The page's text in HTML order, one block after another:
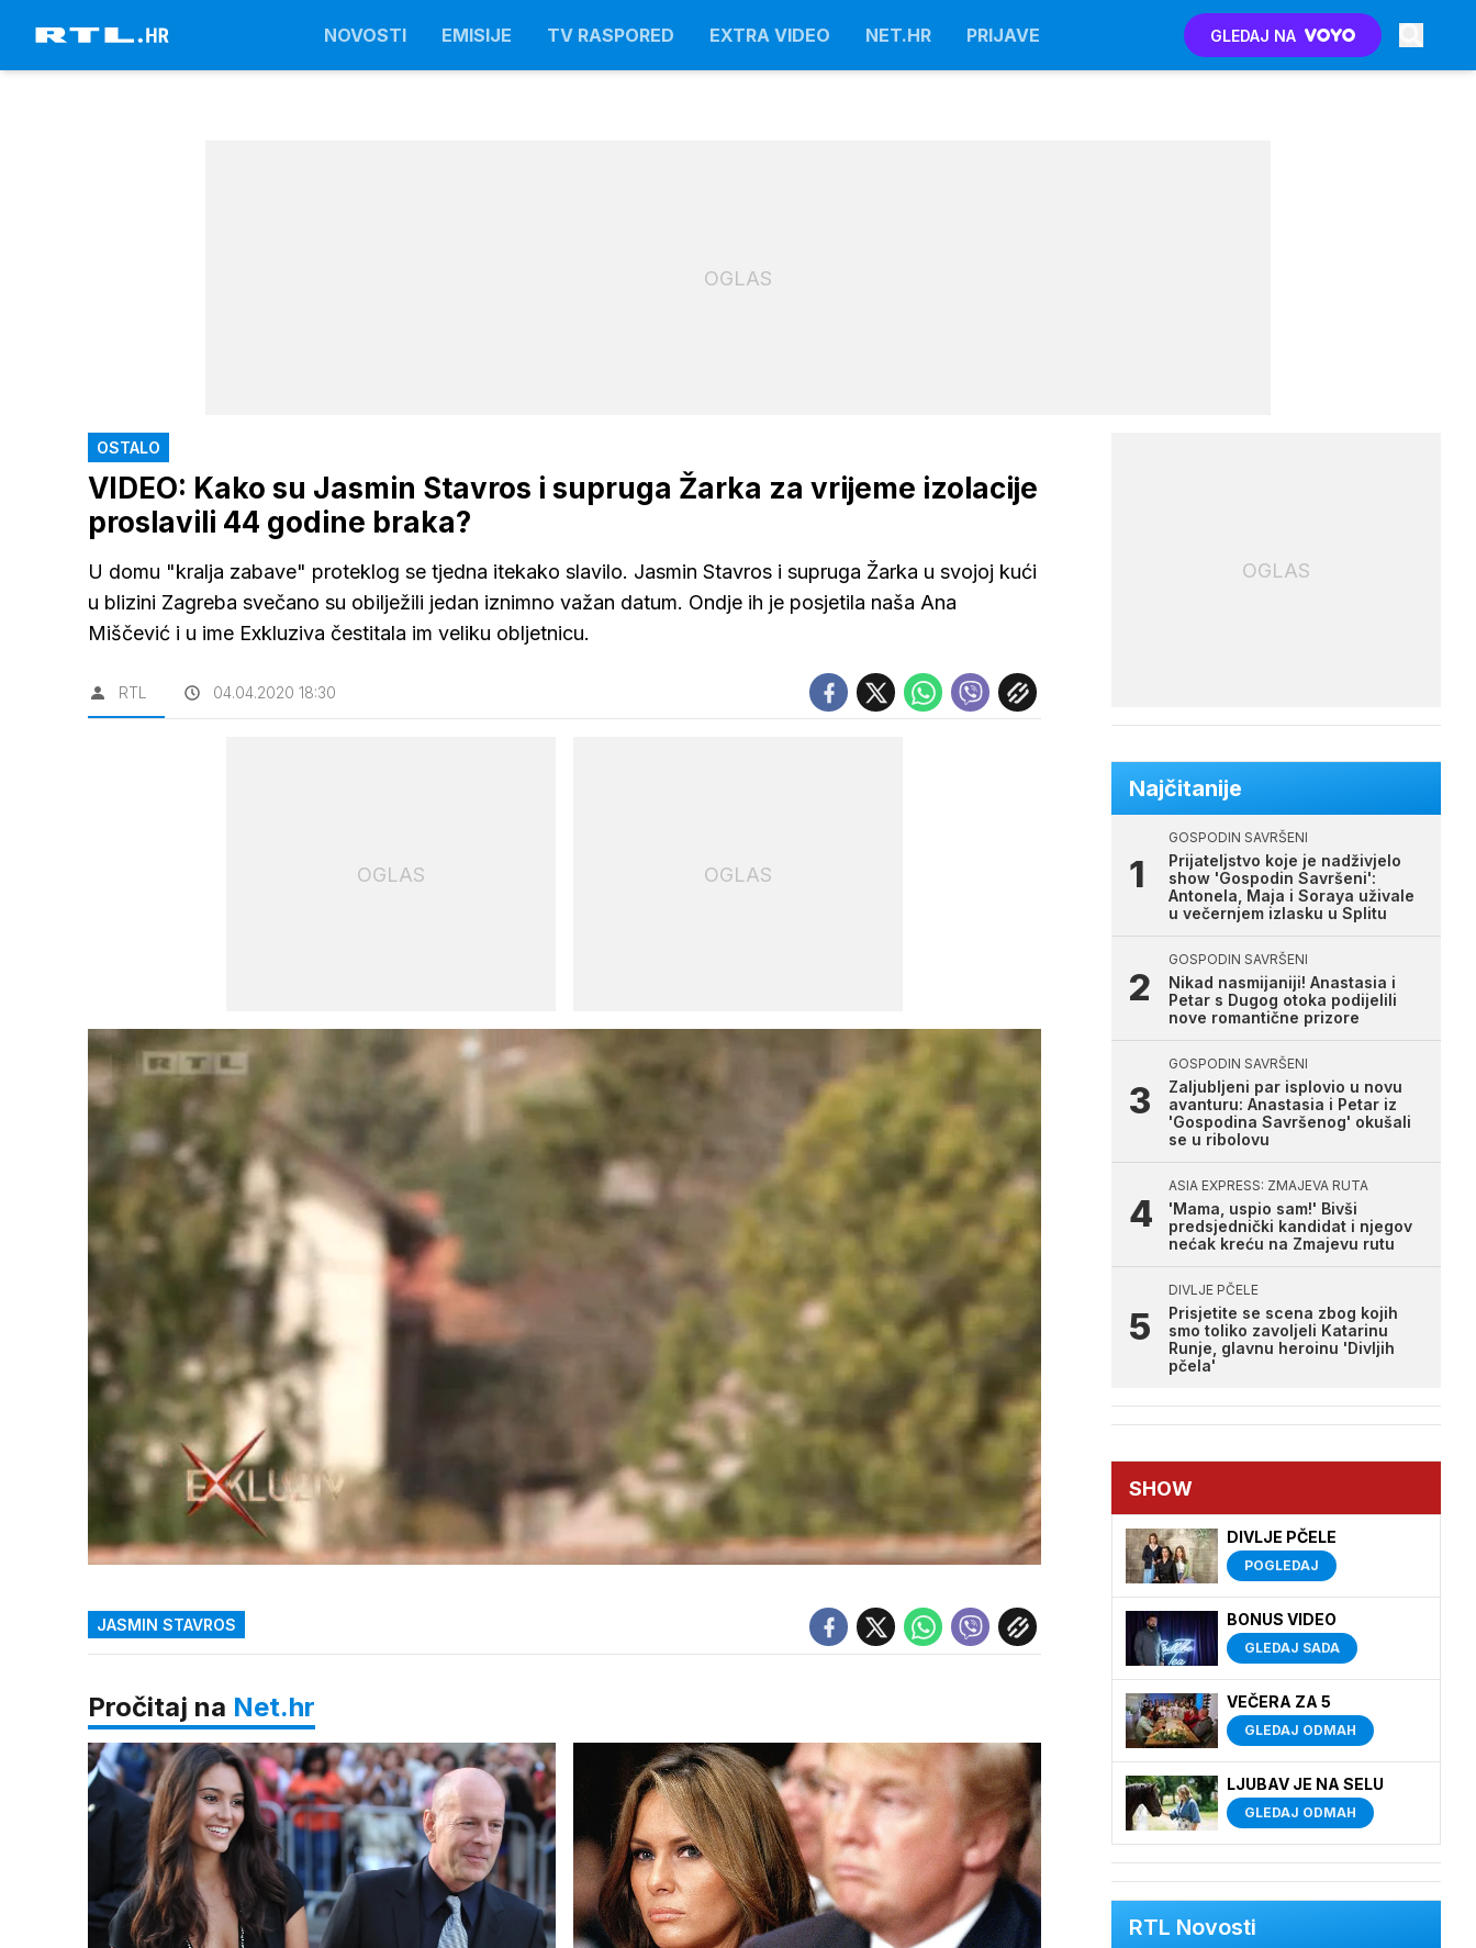
NOVOSTI EMISIJE TV RASPORED EXTRA VIDEO NET.HR PRIJAVE GLEDAJ NA
OGLAS
OSTALO
VIDEO: Kako su Jasmin Stavros i supruga Žarka za vrijeme izolacije
proslavili 44 godine braka?
U domu "kralja zabave" proteklog se tjedna itekako slavilo. Jasmin Stavros i supruga Žarka u svojoj kući
u blizini Zagreba svečano su obilježili jedan iznimno važan datum. Ondje ih je posjetila naša Ana
Miščević i u ime Exkluziva čestitala im veliku obljetnicu.
RTL 04.04.2020 18:30
OGLAS OGLAS
Upali
zvuk
/
Loaded:
25.93%
JASMIN STAVROS
Pročitaj na Net.hr
OGLAS
Najčitanije
GOSPODIN SAVRŠENI
Prijateljstvo koje je nadživjelo
show 'Gospodin Savršeni':
Antonela, Maja i Soraya uživale
u večernjem izlasku u Splitu
GOSPODIN SAVRŠENI
Nikad nasmijaniji! Anastasia i
Petar s Dugog otoka podijelili
nove romantične prizore
GOSPODIN SAVRŠENI
Zaljubljeni par isplovio u novu
avanturu: Anastasia i Petar iz
'Gospodina Savršenog' okušali
se u ribolovu
ASIA EXPRESS: ZMAJEVA RUTA
'Mama, uspio sam!' Bivši
predsjednički kandidat i njegov
nećak kreću na Zmajevu rutu
DIVLJE PČELE
Prisjetite se scena zbog kojih
smo toliko zavoljeli Katarinu
Runje, glavnu heroinu 'Divljih
pčela'
SHOW
DIVLJE PČELE
POGLEDAJ
BONUS VIDEO
GLEDAJ SADA
VEČERA ZA 5
GLEDAJ ODMAH
LJUBAV JE NA SELU
GLEDAJ ODMAH
RTL Novosti